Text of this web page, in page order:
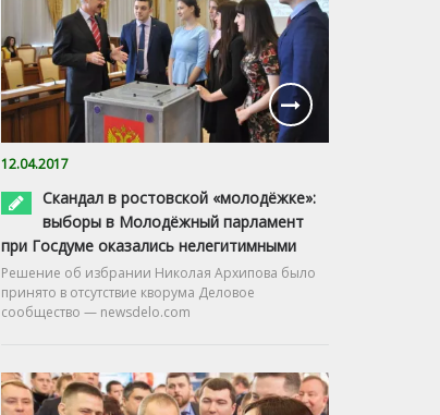
12.04.2017
Скандал в ростовской «молодёжке»:
выборы в Молодёжный парламент
при Госдуме оказались нелегитимными
Решение об избрании Николая Архипова было
принято в отсутствие кворума Деловое
сообщество — newsdelo.com